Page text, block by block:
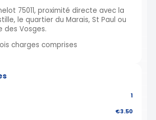
75011, proximité directe avec la
le quartier du Marais, St Paul ou
des Vosges.
charges comprises
1
€3.50